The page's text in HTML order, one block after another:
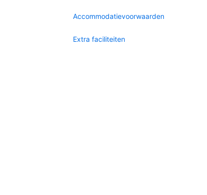
Accommodatievoorwaarden
Extra faciliteiten